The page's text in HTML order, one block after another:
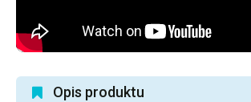
Opis produktu